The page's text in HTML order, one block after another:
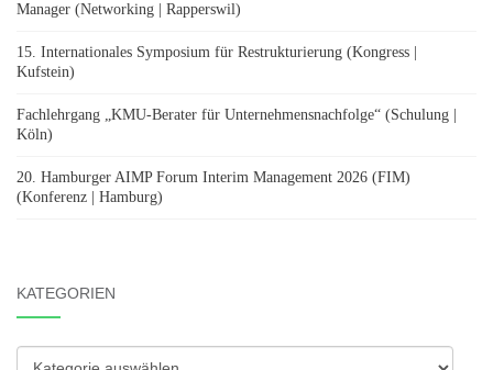
Manager (Networking | Rapperswil)
15. Internationales Symposium für Restrukturierung (Kongress |
Kufstein)
Fachlehrgang „KMU-Berater für Unternehmensnachfolge“ (Schulung |
Köln)
20. Hamburger AIMP Forum Interim Management 2026 (FIM)
(Konferenz | Hamburg)
KATEGORIEN
Kategorien